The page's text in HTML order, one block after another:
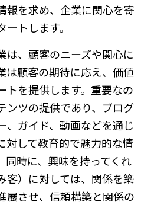
報を求め、企業に関心を寄
トします。
は、顧客のニーズや関心に
は顧客の期待に応え、価値
トを提供します。重要なの
ンツの提供であり、ブログ
、ガイド、動画などを通じ
対して教育的で魅力的な情
同時に、興味を持ってくれ
客）に対しては、関係を築
展させ、信頼構築と関係の